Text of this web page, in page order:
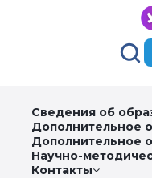
Сведения об
Дополнительное
Дополнительное
Научно-
Контакты